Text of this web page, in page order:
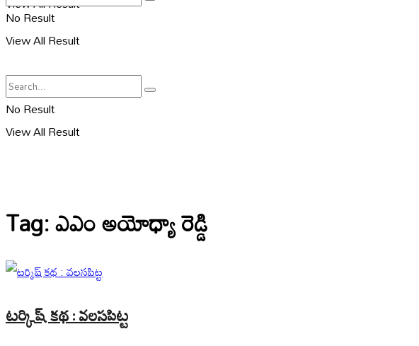
No Result
View All Result
No Result
View All Result
Tag:ఎఎం అయోధ్యా రెడ్డి
టర్కిష్ కథ : వలసపిట్ట